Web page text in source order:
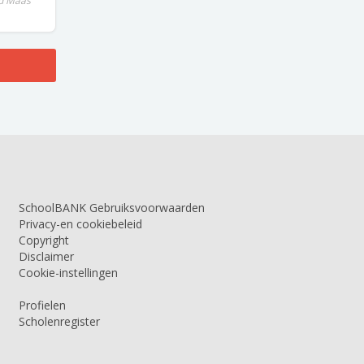
SchoolBANK Gebruiksvoorwaarden
Privacy-en cookiebeleid
Copyright
Disclaimer
Cookie-instellingen
Profielen
Scholenregister